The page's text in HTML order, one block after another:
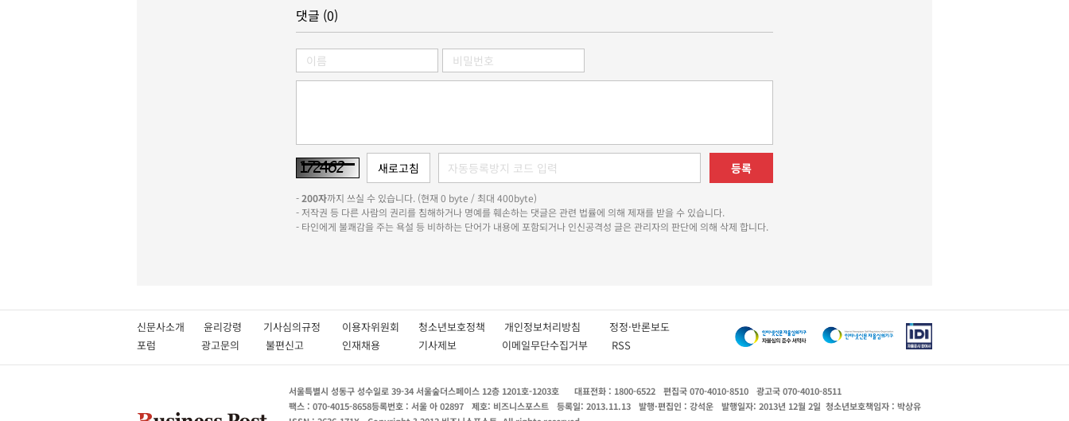
댓글 (0)
등록
-200자까지 쓰실 수 있습니다. (현재 0 byte / 최대 400byte)
- 저작권 등 다른 사람의 권리를 침해하거나 명예를 훼손하는 댓글은 관련 법률에 의해 제재를 받을 수 있습니다.
- 타인에게 불쾌감을 주는 욕설 등 비하하는 단어가 내용에 포함되거나 인신공격성 글은 관리자의 판단에 의해 삭제 합니다.
신문사소개 윤리강령 기사심의규정 이용자위원회 청소년보호정책 개인정보처리방침 정정·반론보도
포럼
광고문의 불편신고 인재채용 기사제보 이메일무단수집거부 RSS
서울특별시 성동구 성수일로 39-34 서울숲더스페이스 12층 1201호-1203호 대표전화 : 1800-6522 편집국 070-4010-8510
광고국 070-4010-8511
팩스 : 070-4015-8658등록번호 : 서울 아 02897 제호: 비즈니스포스트 등록일: 2013.11.13 발행·편집인 : 강석운 발행일자: 2013년 12월 2일 청소년보호책임자 : 박상유